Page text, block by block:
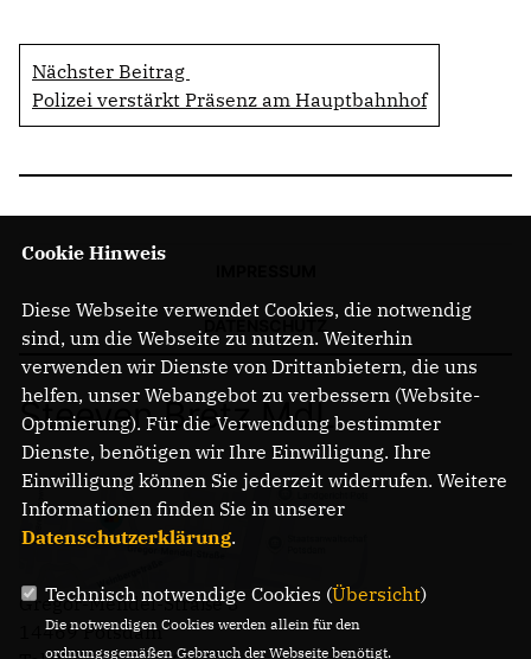
Nächster Beitrag
Polizei verstärkt Präsenz am Hauptbahnhof
Steeven Bretz MdL
Gregor-Mendel-Straße 3
14469 Potsdam
Cookie Hinweis
Diese Webseite verwendet Cookies, die notwendig
sind, um die Webseite zu nutzen. Weiterhin
verwenden wir Dienste von Drittanbietern, die uns
helfen, unser Webangebot zu verbessern (Website-
Optmierung). Für die Verwendung bestimmter
Dienste, benötigen wir Ihre Einwilligung. Ihre
Einwilligung können Sie jederzeit widerrufen. Weitere
Informationen finden Sie in unserer
Datenschutzerklärung.
Technisch notwendige Cookies (Übersicht)
Die notwendigen Cookies werden allein für den
ordnungsgemäßen Gebrauch der Webseite benötigt.